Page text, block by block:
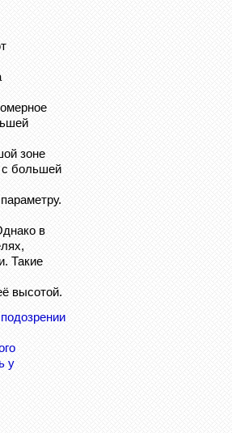
зоне
с большей
в
Такие
высотой.
у